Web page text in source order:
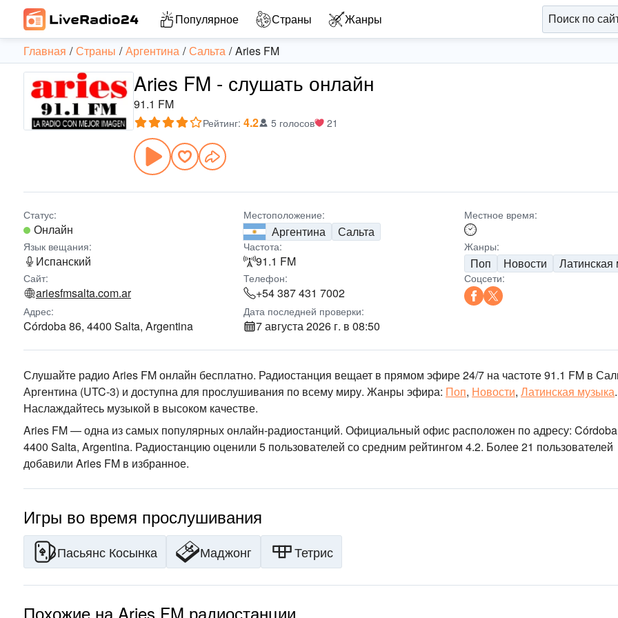
Популярное Страны Жанры
Главная Страны Аргентина Сальта Aries FM
Aries FM - слушать онлайн
91.1 FM
Рейтинг: 4.2 5 голосов 21
Статус:
Онлайн
Местоположение:
Аргентина Сальта
Местное время:
Язык вещания:
Испанский
Частота:
91.1 FM
Жанры:
Поп Новости Латинская
Сайт:
ariesfmsalta.com.ar
Телефон:
+54 387 431 7002
Соцсети:
Адрес:
Córdoba 86, 4400 Salta, Argentina
Дата последней проверки:
7 августа 2026 г. в 08:50
Слушайте радио Aries FM онлайн бесплатно. Радиостанция вещает в прямом эфире 24/7 на частоте 91.1 FM в
Аргентина (UTC-3) и доступна для прослушивания по всему миру. Жанры эфира: Поп, Новости, Латинская музыка.
Наслаждайтесь музыкой в высоком качестве.
Aries FM — одна из самых популярных онлайн-радиостанций. Официальный офис расположен по адресу:
4400 Salta, Argentina. Радиостанцию оценили 5 пользователей со средним рейтингом 4.2. Более 21 пользователей
добавили Aries FM в избранное.
Игры во время прослушивания
Пасьянс Косынка Маджонг Тетрис
Похожие на Aries FM радиостанции